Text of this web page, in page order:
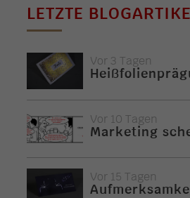
LETZTE
Vor 3 Tagen
Vor 10 Tagen
Marketing
Vor 15 Tagen